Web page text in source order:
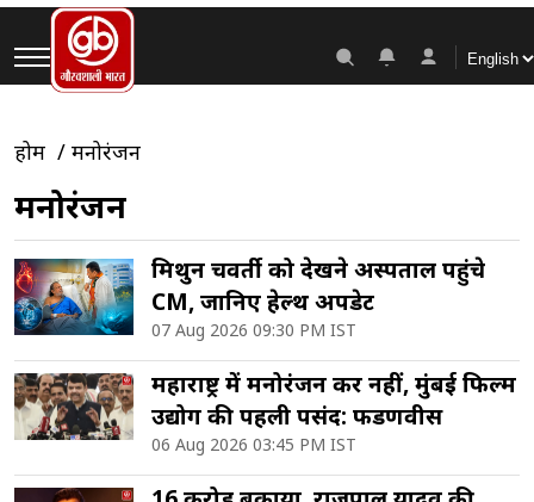
होम मनोरंजन
मनोरंजन
मिथुन चक्रवर्ती को देखने अस्पताल पहुंचे
CM, जानिए हेल्थ अपडेट
07 Aug 2026 09:30 PM IST
महाराष्ट्र में मनोरंजन कर नहीं, मुंबई फिल्म
उद्योग की पहली पसंद: फडणवीस
06 Aug 2026 03:45 PM IST